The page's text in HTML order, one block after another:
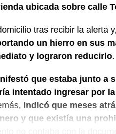
ubicada sobre calle
tras recibir la alerta
un hierro en sus
y lograron reducirlo.
que estaba junto a
intentado ingresar por
indicó que meses
y que existía una